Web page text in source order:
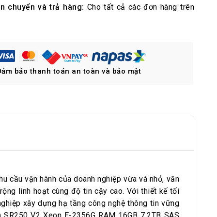
chuyển và trả hàng: Cho tất cả các đơn hàng trên
bảo thanh toán an toàn và bảo mật
cầu vận hành của doanh nghiệp vừa và nhỏ, văn
linh hoạt cùng độ tin cậy cao. Với thiết kế tối
xây dựng hạ tầng công nghệ thông tin vững
V2 Xeon E-2356G RAM 16GB 7.2TB SAS